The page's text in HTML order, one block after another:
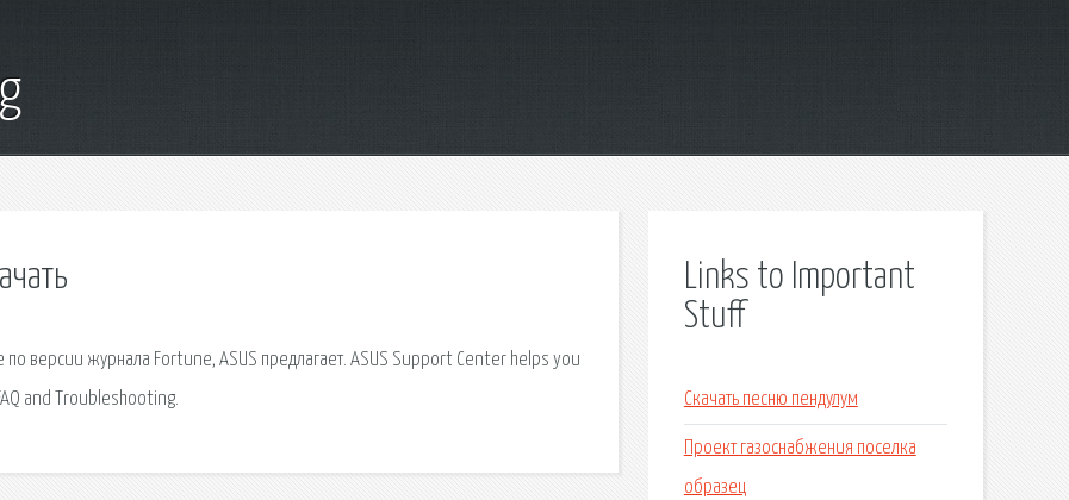
версии журнала Fortune, ASUS предлагает. ASUS Support Center helps you
and Troubleshooting.
Links to Important
Stuff
Скачать песню пендулум
Проект газоснабжения поселка
образец